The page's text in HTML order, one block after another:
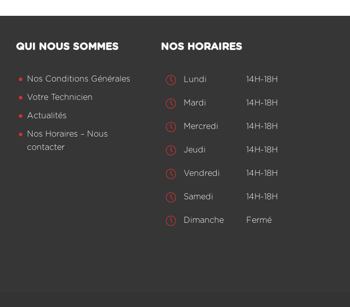
QUI NOUS SOMMES
Nos Conditions Générales
Votre Technicien
Actualités
Nos Horaires – Nous
contacter
NOS HORAIRES
Lundi 14H-18H
Mardi 14H-18H
Mercredi 14H-18H
Jeudi 14H-18H
Vendredi 14H-18H
Samedi 14H-18H
Dimanche Fermé